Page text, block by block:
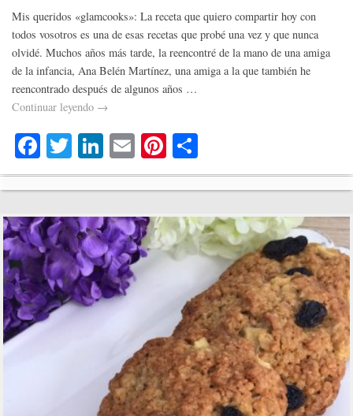
Mis queridos «glamcooks»: La receta que quiero compartir hoy con
todos vosotros es una de esas recetas que probé una vez y que nunca
olvidé. Muchos años más tarde, la reencontré de la mano de una amiga
de la infancia, Ana Belén Martínez, una amiga a la que también he
reencontrado después de algunos años …
Continuar leyendo →
Fa
ce
bo
ok
T
wi
tte
r
Li
nk
ed
In
E
m
ail
Pi
nt
er
es
t
o
m
pa
rti